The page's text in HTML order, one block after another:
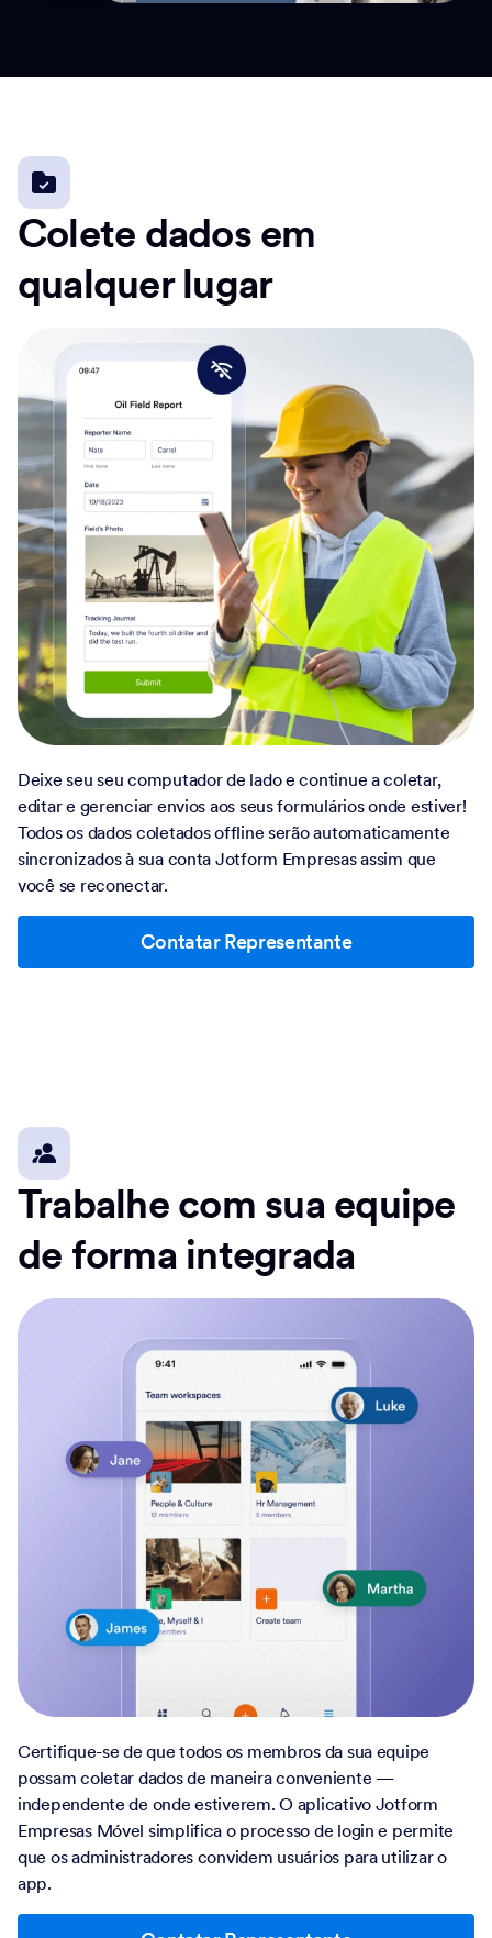
Colete dados em
qualquer lugar
Deixe seu seu computador de lado e continue a coletar,
editar e gerenciar envios aos seus formulários onde estiver!
Todos os dados coletados offline serão automaticamente
sincronizados à sua conta Jotform Empresas assim que
você se reconectar.
Contatar Representante
Trabalhe com sua equipe
de forma integrada
Certifique-se de que todos os membros da sua equipe
possam coletar dados de maneira conveniente —
independente de onde estiverem. O aplicativo Jotform
Empresas Móvel simplifica o processo de login e permite
que os administradores convidem usuários para utilizar o
app.